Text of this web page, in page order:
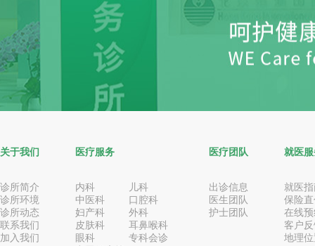
关于我们
诊所简介
诊所环境
诊所动态
联系我们
加入我们
医疗服务
内科
儿科
中医科
口腔科
妇产科
外科
皮肤科
耳鼻喉科
眼科
专科会诊
医疗团队
出诊信息
医生团队
护士团队
就医
就医
保险
在线
客户
地理